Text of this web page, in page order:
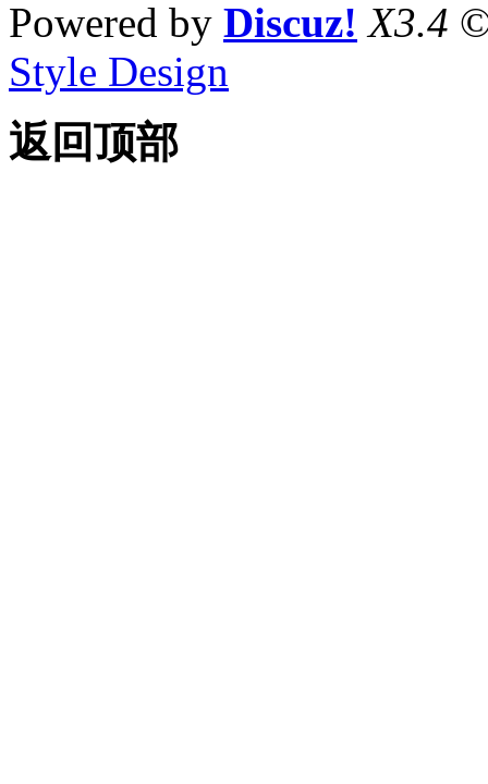
Powered by Discuz! X3.4
Style Design
返回顶部